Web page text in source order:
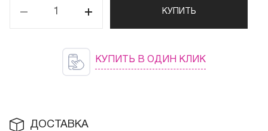
КУПИТЬ
КУПИТЬ В ОДИН КЛИК
ДОСТАВКА